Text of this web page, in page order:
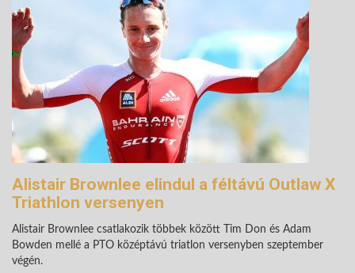
Alistair Brownlee elindul a féltávú Outlaw X
Triathlon versenyen
Alistair Brownlee csatlakozik többek között Tim Don és Adam
Bowden mellé a PTO középtávú triatlon versenyben szeptember
végén.